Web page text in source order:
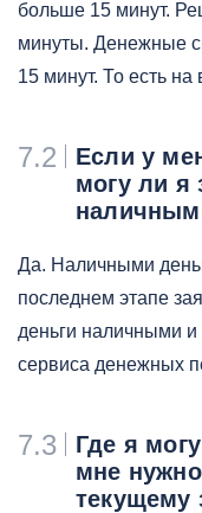
больше 15 минут.
минуты. Денежные
15 минут. То есть
7.2
Если у
могу ли я
Да. Наличными
последнем этапе
деньги наличными
сервиса денежных
7.3
Где я
мне
текущему